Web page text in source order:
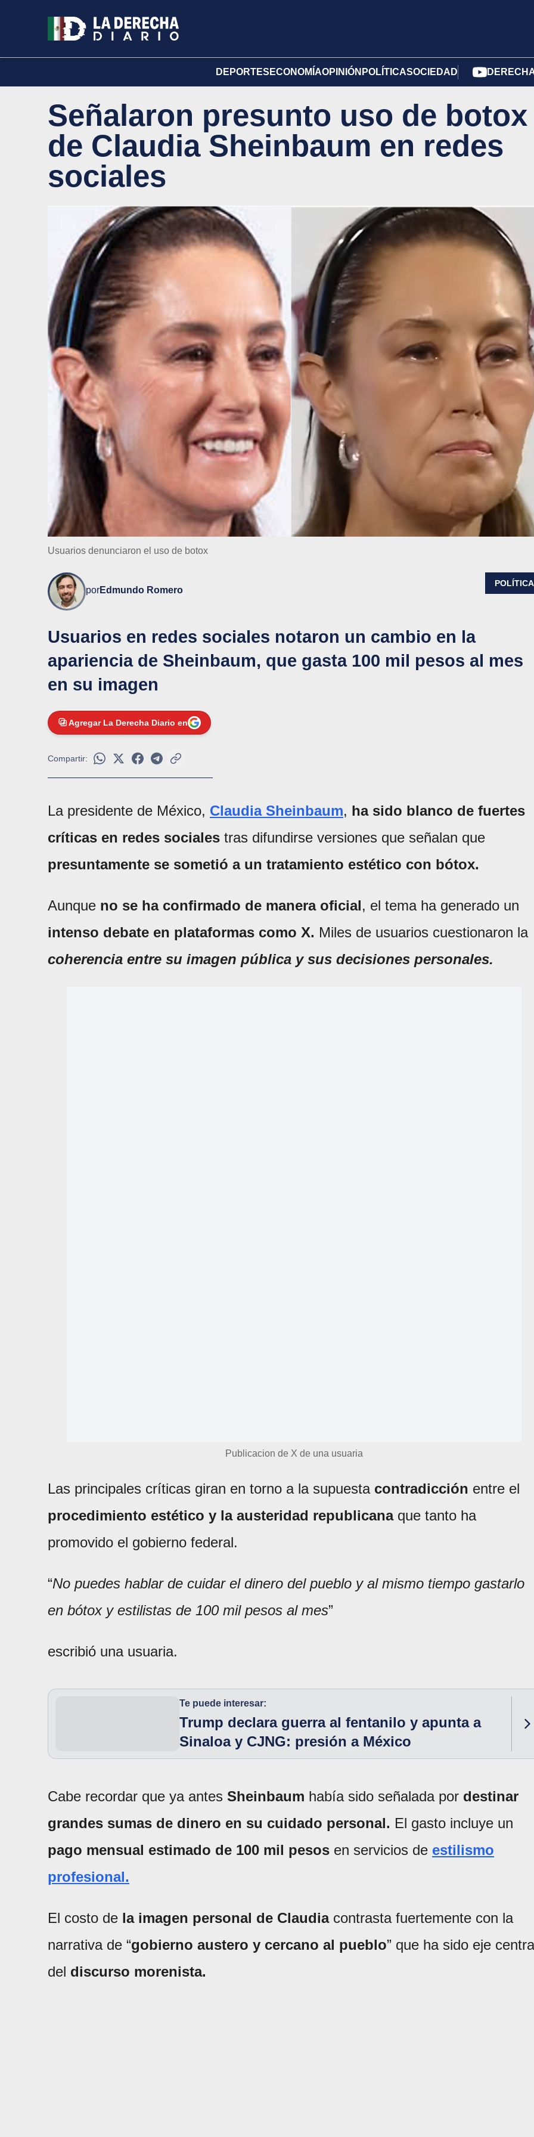
DEPORTES ECONOMÍAOPINIÓN POLÍTICASOCIEDAD
Señalaron presunto uso de botox
de Claudia Sheinbaum en redes
sociales
Usuarios denunciaron el uso de botox
porEdmundo Romero
POLÍTICA
Usuarios en redes sociales notaron un cambio en la
apariencia de Sheinbaum, que gasta 100 mil pesos al mes
en su imagen
Agregar La Derecha Diario en
Compartir:
La presidente de México, Claudia Sheinbaum, ha sido blanco de fuertes
críticas en redes sociales tras difundirse versiones que señalan que
presuntamente se sometió a un tratamiento estético con bótox.
Aunque no se ha confirmado de manera oficial, el tema ha generado un
intenso debate en plataformas como X. Miles de usuarios cuestionaron la
coherencia entre su imagen pública y sus decisiones personales.
Publicacion de X de una usuaria
Las principales críticas giran en torno a la supuesta contradicción entre el
procedimiento estético y la austeridad republicanaque tanto ha
promovido el gobierno federal.
“No puedes hablar de cuidar el dinero del pueblo y al mismo tiempo gastarlo
en bótox y estilistas de 100 mil pesos al mes”
escribió una usuaria.
Te puede interesar:
Trump declara guerra al fentanilo y apunta a
Sinaloa y CJNG: presión a México
Cabe recordar que ya antes Sheinbaum había sido señalada por destinar
grandes sumas de dinero en su cuidado personal. El gasto incluye un
pago mensual estimado de 100 mil pesos en servicios de estilismo
profesional.
El costo de la imagen personal de Claudiacontrasta fuertemente con la
narrativa de “gobierno austero y cercano al pueblo” que ha sido eje
del discurso morenista.